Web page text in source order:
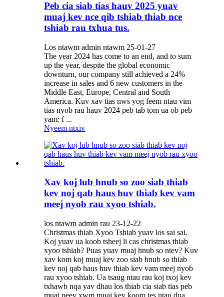
Peb cia siab tias hauv 2025 yuav
muaj kev nce qib tshiab thiab nce
tshiab rau txhua tus.
Los ntawm admin ntawm 25-01-27
The year 2024 has come to an end, and to sum
up the year, despite the global economic
downturn, our company still achieved a 24%
increase in sales and 6 new customers in the
Middle East, Europe, Central and South
America. Kuv xav tias nws yog feem ntau vim
tias nyob rau hauv 2024 peb tab tom ua ob peb
yam: f ...
Nyeem ntxiv
Xav koj lub hnub so zoo siab thiab
kev noj qab haus huv thiab kev vam
meej nyob rau xyoo tshiab.
los ntawm admin rau 23-12-22
Christmas thiab Xyoo Tshiab yuav los sai sai.
Koj yuav ua koob tsheej li cas christmas thiab
xyoo tshiab? Puas yuav muaj hnub so ntev? Kuv
xav kom koj muaj kev zoo siab hnub so thiab
kev noj qab haus huv thiab kev vam meej nyob
rau xyoo tshiab. Ua tsaug ntau rau koj txoj kev
txhawb nqa yav dhau los thiab cia siab tias peb